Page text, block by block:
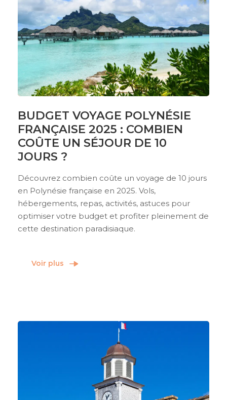
BUDGET VOYAGE POLYNÉSIE
FRANÇAISE 2025 : COMBIEN
COÛTE UN SÉJOUR DE 10
JOURS ?
Découvrez combien coûte un voyage de 10 jours
en Polynésie française en 2025. Vols,
hébergements, repas, activités, astuces pour
optimiser votre budget et profiter pleinement de
cette destination paradisiaque.
Voir plus